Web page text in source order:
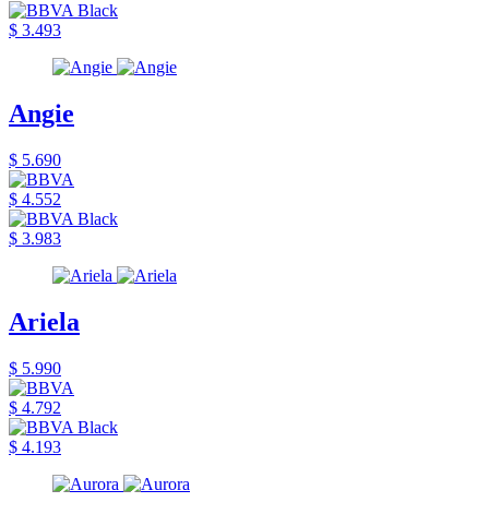
$ 3.493
Angie
$ 5.690
$ 4.552
$ 3.983
Ariela
$ 5.990
$ 4.792
$ 4.193